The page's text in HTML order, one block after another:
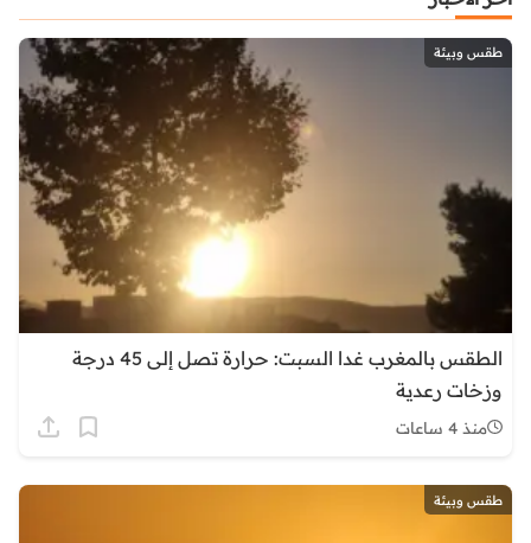
طقس وبيئة
الطقس بالمغرب غدا السبت: حرارة تصل إلى 45 درجة
وزخات رعدية
منذ 4 ساعات
طقس وبيئة